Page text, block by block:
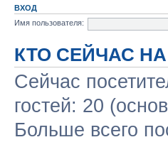
ВХОД
Имя пользователя:
КТО СЕЙЧАС
Сейчас
гостей: 20
Больше всего